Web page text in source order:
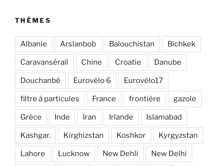
THÈMES
Albanie Arslanbob Balouchistan Bichkek
Caravansérail Chine Croatie Danube
Douchanbé Eurovélo 6 Eurovélo17
filtre à particules France frontière gazole
Grèce Inde Iran Irlande Islamabad
Kashgar. Kirghizstan Koshkor Kyrgyzstan
Lahore Lucknow New Dehli New Delhi